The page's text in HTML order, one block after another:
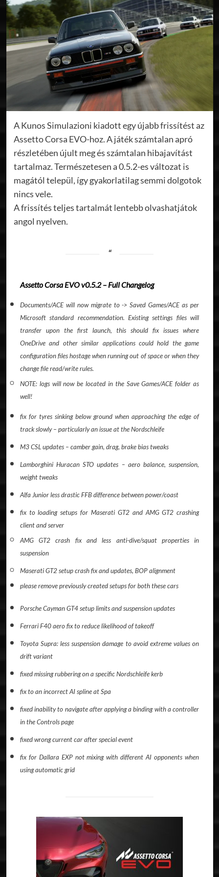
A Kunos Simulazioni kiadott egy újabb frissítést az
Assetto Corsa EVO-hoz. A játék számtalan apró
részletében újult meg és számtalan hibajavítást
tartalmaz. Természetesen a 0.5.2-es változat is
magától települ, így gyakorlatilag semmi dolgotok
nincs vele.
A frissítés teljes tartalmát lentebb olvashatjátok
angol nyelven.
Assetto Corsa EVO v0.5.2 – Full Changelog​
Documents/ACE will now migrate to -> Saved Games/ACE as per
Microsoft standard recommendation. Existing settings files will
transfer upon the first launch, this should fix issues where
OneDrive and other similar applications could hold the game
configuration files hostage when running out of space or when they
change file read/write rules.
NOTE: logs will now be located in the Save Games/ACE folder as
well!
fix for tyres sinking below ground when approaching the edge of
track slowly – particularly an issue at the Nordschleife
M3 CSL updates – camber gain, drag, brake bias tweaks
Lamborghini Huracan STO updates – aero balance, suspension,
weight tweaks
Alfa Junior less drastic FFB difference between power/coast
fix to loading setups for Maserati GT2 and AMG GT2 crashing
client and server
AMG GT2 crash fix and less anti-dive/squat properties in
suspension
Maserati GT2 setup crash fix and updates, BOP alignment
please remove previously created setups for both these cars
Porsche Cayman GT4 setup limits and suspension updates
Ferrari F40 aero fix to reduce likelihood of takeoff
Toyota Supra: less suspension damage to avoid extreme values on
drift variant
fixed missing rubbering on a specific Nordschleife kerb
fix to an incorrect AI spline at Spa
fixed inability to navigate after applying a binding with a controller
in the Controls page
fixed wrong current car after special event
fix for Dallara EXP not mixing with different AI opponents when
using automatic grid